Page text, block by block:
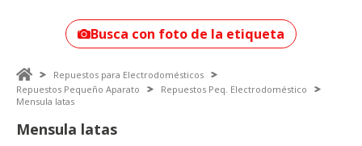
Busca con foto de la etiqueta
Repuestos para Electrodomésticos
Repuestos Pequeño Aparato
Repuestos Peq. Electrodoméstico
Mensula latas
Mensula latas